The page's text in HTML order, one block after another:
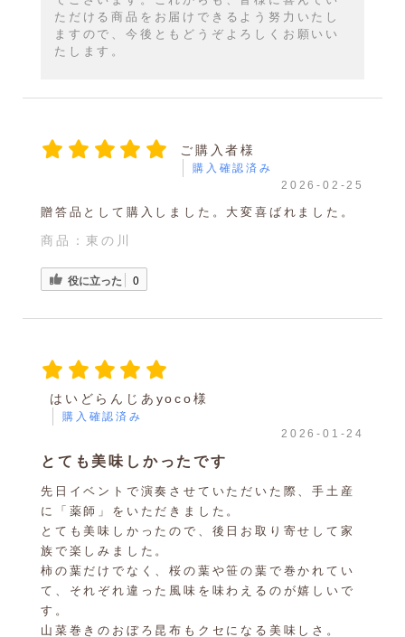
ただける商品をお届けできるよう努力いたし
ますので、今後ともどうぞよろしくお願いい
たします。
ご購入者様
購入確認済み
2026-02-25
贈答品として購入しました。大変喜ばれました。
商品：東の川
役に立った 0
はいどらんじあyoco様
購入確認済み
2026-01-24
とても美味しかったです
先日イベントで演奏させていただいた際、手土産
に「薬師」をいただきました。
とても美味しかったので、後日お取り寄せして家
族で楽しみました。
柿の葉だけでなく、桜の葉や笹の葉で巻かれてい
て、それぞれ違った風味を味わえるのが嬉しいで
す。
山菜巻きのおぼろ昆布もクセになる美味しさ。